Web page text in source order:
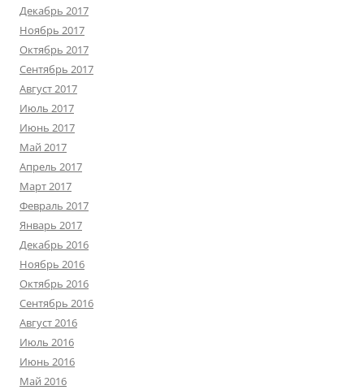
Декабрь 2017
Ноябрь 2017
Октябрь 2017
Сентябрь 2017
Август 2017
Июль 2017
Июнь 2017
Май 2017
Апрель 2017
Март 2017
Февраль 2017
Январь 2017
Декабрь 2016
Ноябрь 2016
Октябрь 2016
Сентябрь 2016
Август 2016
Июль 2016
Июнь 2016
Май 2016